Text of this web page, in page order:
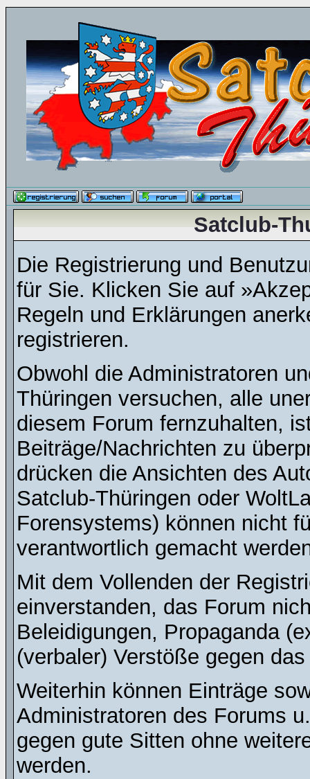
Satclub-
Die Registrierung und
für Sie. Klicken Sie auf
Regeln und Erklärungen
registrieren.
Obwohl die Administratoren
Thüringen versuchen, alle
diesem Forum fernzuhalten,
Beiträge/Nachrichten zu
drücken die Ansichten des
Satclub-Thüringen oder
Forensystems) können nicht
verantwortlich gemacht
Mit dem Vollenden der
einverstanden, das Forum
Beleidigungen, Propaganda
(verbaler) Verstöße gegen
Weiterhin können Einträge
Administratoren des Forums
gegen gute Sitten ohne
werden.